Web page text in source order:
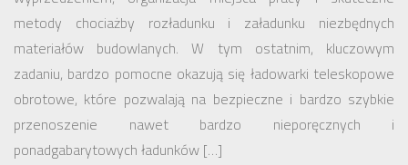
metody chociażby rozładunku i załadunku niezbędnych
materiałów budowlanych. W tym ostatnim, kluczowym
zadaniu, bardzo pomocne okazują się ładowarki teleskopowe
obrotowe, które pozwalają na bezpieczne i bardzo szybkie
przenoszenie nawet bardzo nieporęcznych i
ponadgabarytowych ładunków […]